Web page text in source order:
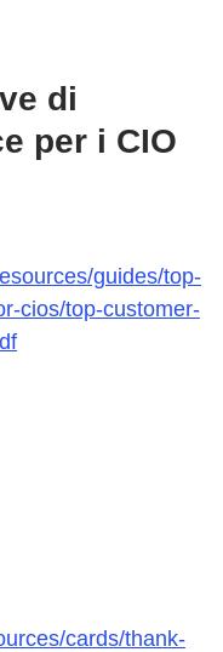
di
per i CIO
guides/top-
cios/top-customer-
cards/thank-